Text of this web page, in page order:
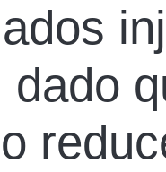
dado